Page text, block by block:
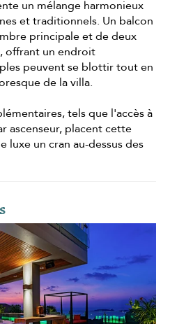
un mélange harmonieux
et traditionnels. Un balcon
principale et de deux
offrant un endroit
peuvent se blottir tout en
de la villa.
tels que l'accès à
ascenseur, placent cette
luxe un cran au-dessus des